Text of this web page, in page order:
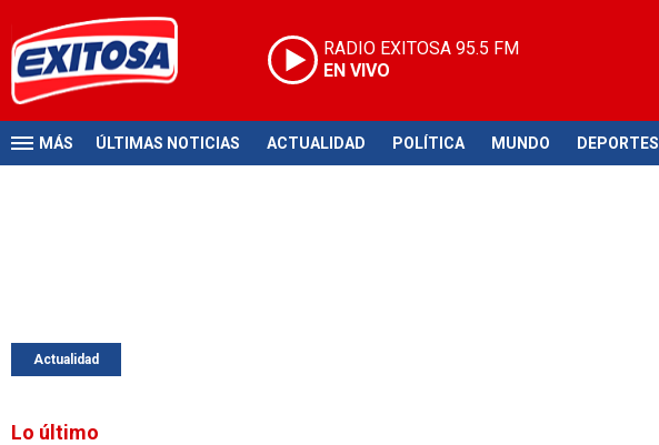
RADIO EXITOSA 95.5 FM
EN VIVO
MÁS ÚLTIMAS NOTICIAS ACTUALIDAD POLÍTICA MUNDO DEPORTES
Actualidad
Lo último